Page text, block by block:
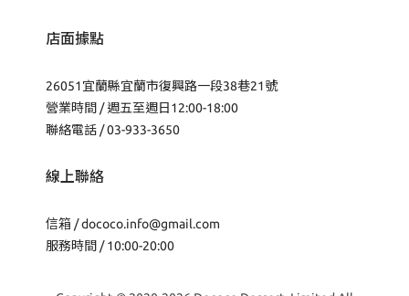
店面據點
26051宜蘭縣宜蘭市復興路一段38巷21號
營業時間 / 週五至週日12:00-18:00
聯絡電話 / 03-933-3650
線上聯絡
信箱 /dococo.info@gmail.com
服務時間 / 10:00-20:00